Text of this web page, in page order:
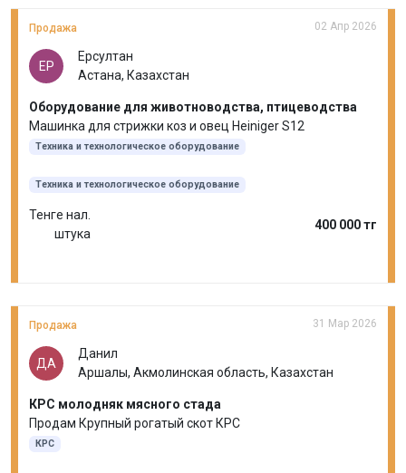
Продажа 02 Апр 2026
ЕР
Ерсултан
Астана, Казахстан
Оборудование для животноводства, птицеводства
Машинка для стрижки коз и овец Heiniger S12
Техника и технологическое оборудование
Техника и технологическое оборудование
Тенге нал.
штука
400 000 тг
Продажа 31 Мар 2026
ДА
Данил
Аршалы, Акмолинская область, Казахстан
КРС молодняк мясного стада
Продам Крупный рогатый скот КРС
КРС